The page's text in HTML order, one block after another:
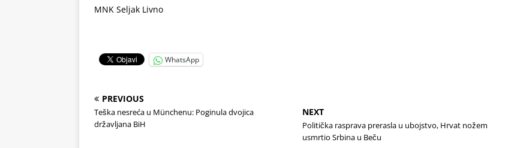
MNK Seljak Livno
WhatsApp
PREVIOUS
Teška nesreća u Münchenu: Poginula dvojica
državljana BiH
NEXT
Politička rasprava prerasla u ubojstvo, Hrvat nožem
usmrtio Srbina u Beču